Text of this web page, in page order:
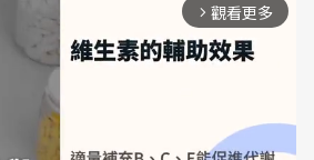
arrow_forward_ios 觀看更多